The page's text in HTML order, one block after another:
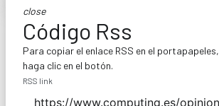
close
Código Rss
Para copiar el enlace RSS en el portapapeles,
haga clic en el botón.
RSS link